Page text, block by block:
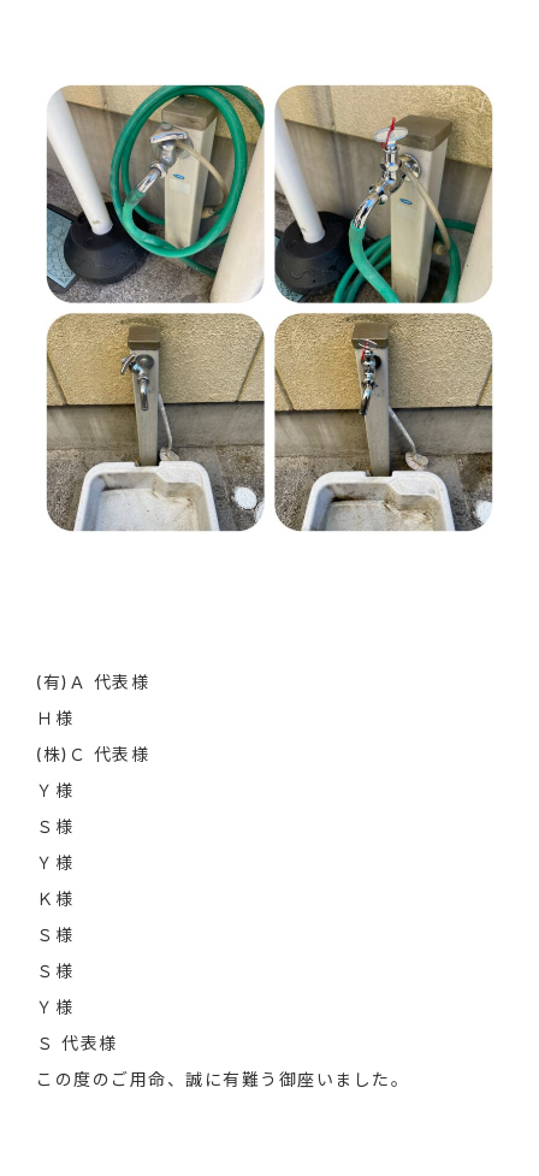
(有)Ａ 代表様
Ｈ様
(株)Ｃ 代表様
Ｙ様
Ｓ様
Ｙ様
Ｋ様
Ｓ様
Ｓ様
Ｙ様
Ｓ 代表様
この度のご用命、誠に有難う御座いました。